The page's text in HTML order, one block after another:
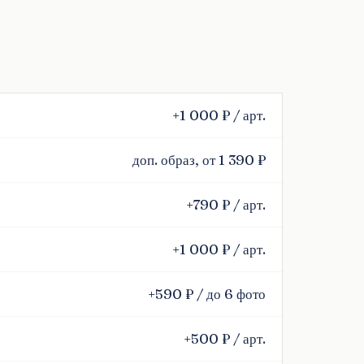
+1 000 ₽ / арт.
доп. образ, от 1 390 ₽
+790 ₽ / арт.
+1 000 ₽ / арт.
+590 ₽ / до 6 фото
+500 ₽ / арт.